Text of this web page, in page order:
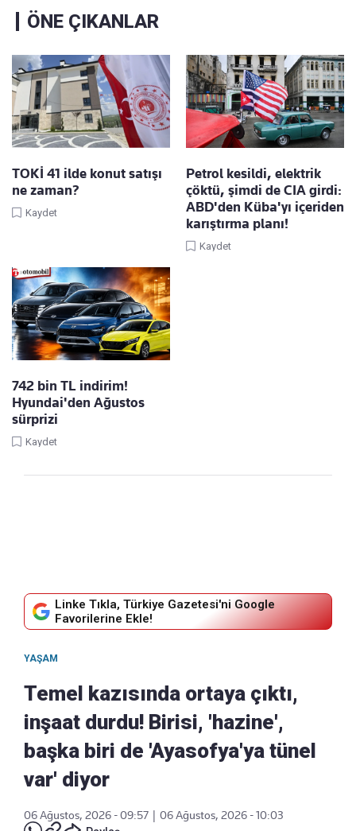
ÖNE ÇIKANLAR
TOKİ 41 ilde konut satışı
ne zaman?
Kaydet
Petrol kesildi, elektrik
çöktü, şimdi de CIA girdi:
ABD'den Küba'yı içeriden
karıştırma planı!
Kaydet
742 bin TL indirim!
Hyundai'den Ağustos
sürprizi
Kaydet
Linke Tıkla, Türkiye Gazetesi'ni Google
Favorilerine Ekle!
YAŞAM
Temel kazısında ortaya çıktı,
inşaat durdu! Birisi, 'hazine',
başka biri de 'Ayasofya'ya tünel
var' diyor
06 Ağustos, 2026 - 09:57 | 06 Ağustos, 2026 - 10:03